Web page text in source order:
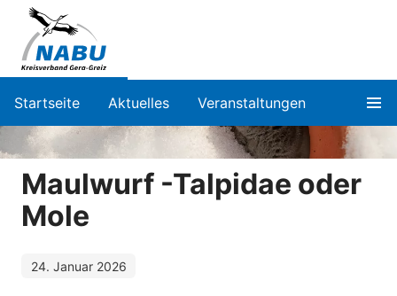
Startseite Aktuelles Veranstaltungen
Maulwurf -Talpidae oder
Mole
24. Januar 2026